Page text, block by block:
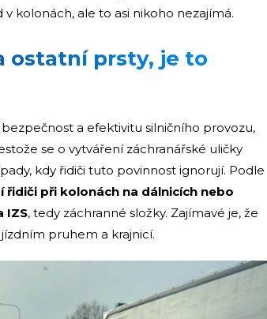
kolonách, ale to asi nikoho nezajímá.
ostatní prsty, je to
a efektivitu silničního provozu,
se o vytváření záchranářské uličky
kdy řidiči tuto povinnost ignorují. Podle
řidiči při kolonách na dálnicích nebo
IZS, tedy záchranné složky. Zajímavé je, že
pruhem a krajnicí.